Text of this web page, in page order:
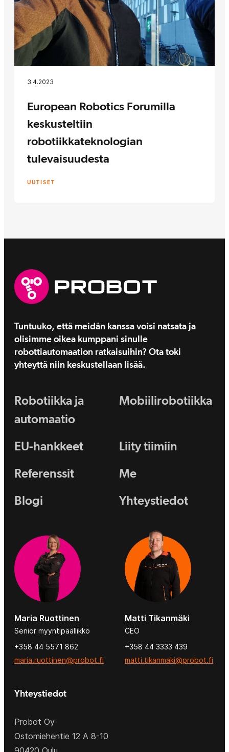
3.4.2023
UUTISET
European Robotics Forumilla
keskusteltiin
robotiikkateknologian
tulevaisuudesta
Tuntuuko, että meidän kanssa voisi natsata ja
olisimme oikea kumppani sinulle
robottiautomaation ratkaisuihin? Ota toki
yhteyttä niin keskustellaan lisää.
Robotiikka ja
automaatio
Mobiilirobotiikka
EU-hankkeet
Liity tiimiin
Referenssit
Me
Blogi
Yhteystiedot
Yhteystiedot
Probot Oy
Ostomiehentie 12 A 8-10
Maria Ruottinen
Senior myyntipäällikkö
+358 44 5571 862
maria.ruottinen@probot.fi
Matti Tikanmäki
CEO
+358 44 3333 439
matti.tikanmaki@probot.fi